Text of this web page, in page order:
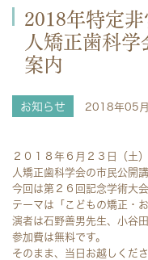
2018年特定
人矯正歯科
案内
お知らせ 2018年05
２０１８年６月２３日（土
人矯正歯科学会の市民公開
今回は第２６回記念学術大
テーマは「こどもの矯正・
演者は石野善男先生、小谷田
参加費は無料です。
そのまま、当日お越しくださ